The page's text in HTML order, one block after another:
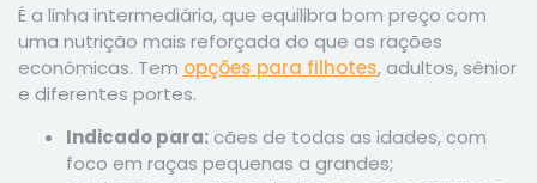
É a linha intermediária, que equilibra bom preço com
uma nutrição mais reforçada do que as rações
econômicas. Tem opções para filhotes, adultos, sênior
e diferentes portes.
Indicado para: cães de todas as idades, com
foco em raças pequenas a grandes;